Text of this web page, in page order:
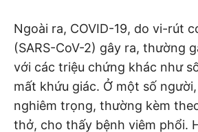
Ngoài ra, COVID-19, do vi-rút
(SARS-CoV-2) gây ra, thường
với các triệu chứng khác như
mất khứu giác. Ở một số
nghiêm trọng, thường kèm
thở, cho thấy bệnh viêm phổi.